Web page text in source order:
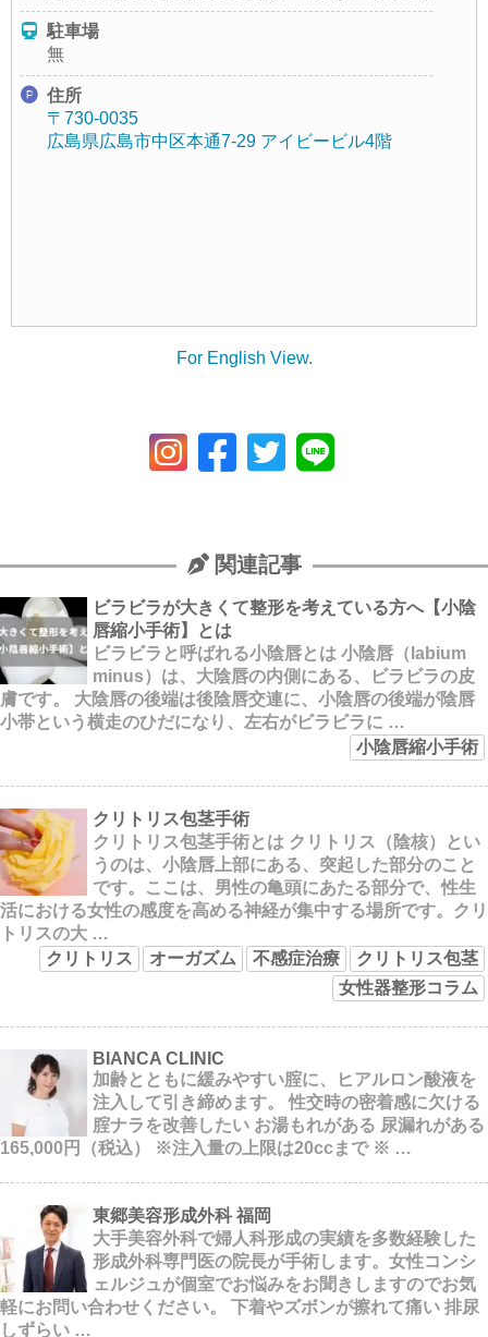
駐車場
無
住所
〒730-0035
広島県広島市中区本通7-29 アイビービル4階
For English View.
関連記事
ビラビラが大きくて整形を考えている方へ【小陰
唇縮小手術】とは
ビラビラと呼ばれる小陰唇とは 小陰唇（labium
minus）は、大陰唇の内側にある、ビラビラの皮
膚です。 大陰唇の後端は後陰唇交連に、小陰唇の後端が陰唇
小帯という横走のひだになり、左右がビラビラに …
小陰唇縮小手術
クリトリス包茎手術
クリトリス包茎手術とは クリトリス（陰核）とい
うのは、小陰唇上部にある、突起した部分のこと
です。ここは、男性の亀頭にあたる部分で、性生
活における女性の感度を高める神経が集中する場所です。クリ
トリスの大 …
クリトリス
オーガズム 不感症治療
クリトリス包茎
女性器整形コラム
BIANCA CLINIC
加齢とともに緩みやすい腟に、ヒアルロン酸液を
注入して引き締めます。 性交時の密着感に欠ける
腟ナラを改善したい お湯もれがある 尿漏れがある
165,000円（税込） ※注入量の上限は20ccまで ※ …
東郷美容形成外科 福岡
大手美容外科で婦人科形成の実績を多数経験した
形成外科専門医の院長が手術します。女性コンシ
ェルジュが個室でお悩みをお聞きしますのでお気
軽にお問い合わせください。 下着やズボンが擦れて痛い 排尿
しずらい …